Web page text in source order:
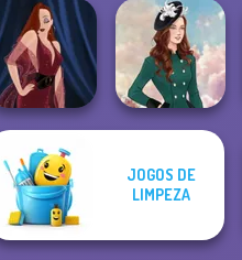
Pin-up Jessica Kate Middleton
JOGOS DE
LIMPEZA